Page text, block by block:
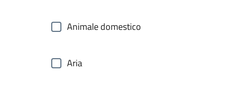
Animale domestico
Aria